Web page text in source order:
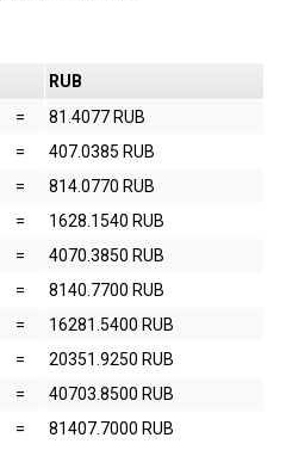
RUB
=
81.4077 RUB
=
407.0385 RUB
=
814.0770 RUB
=
1628.1540 RUB
=
4070.3850 RUB
=
8140.7700 RUB
=
16281.5400 RUB
=
20351.9250 RUB
=
40703.8500 RUB
= 81407.7000 RUB